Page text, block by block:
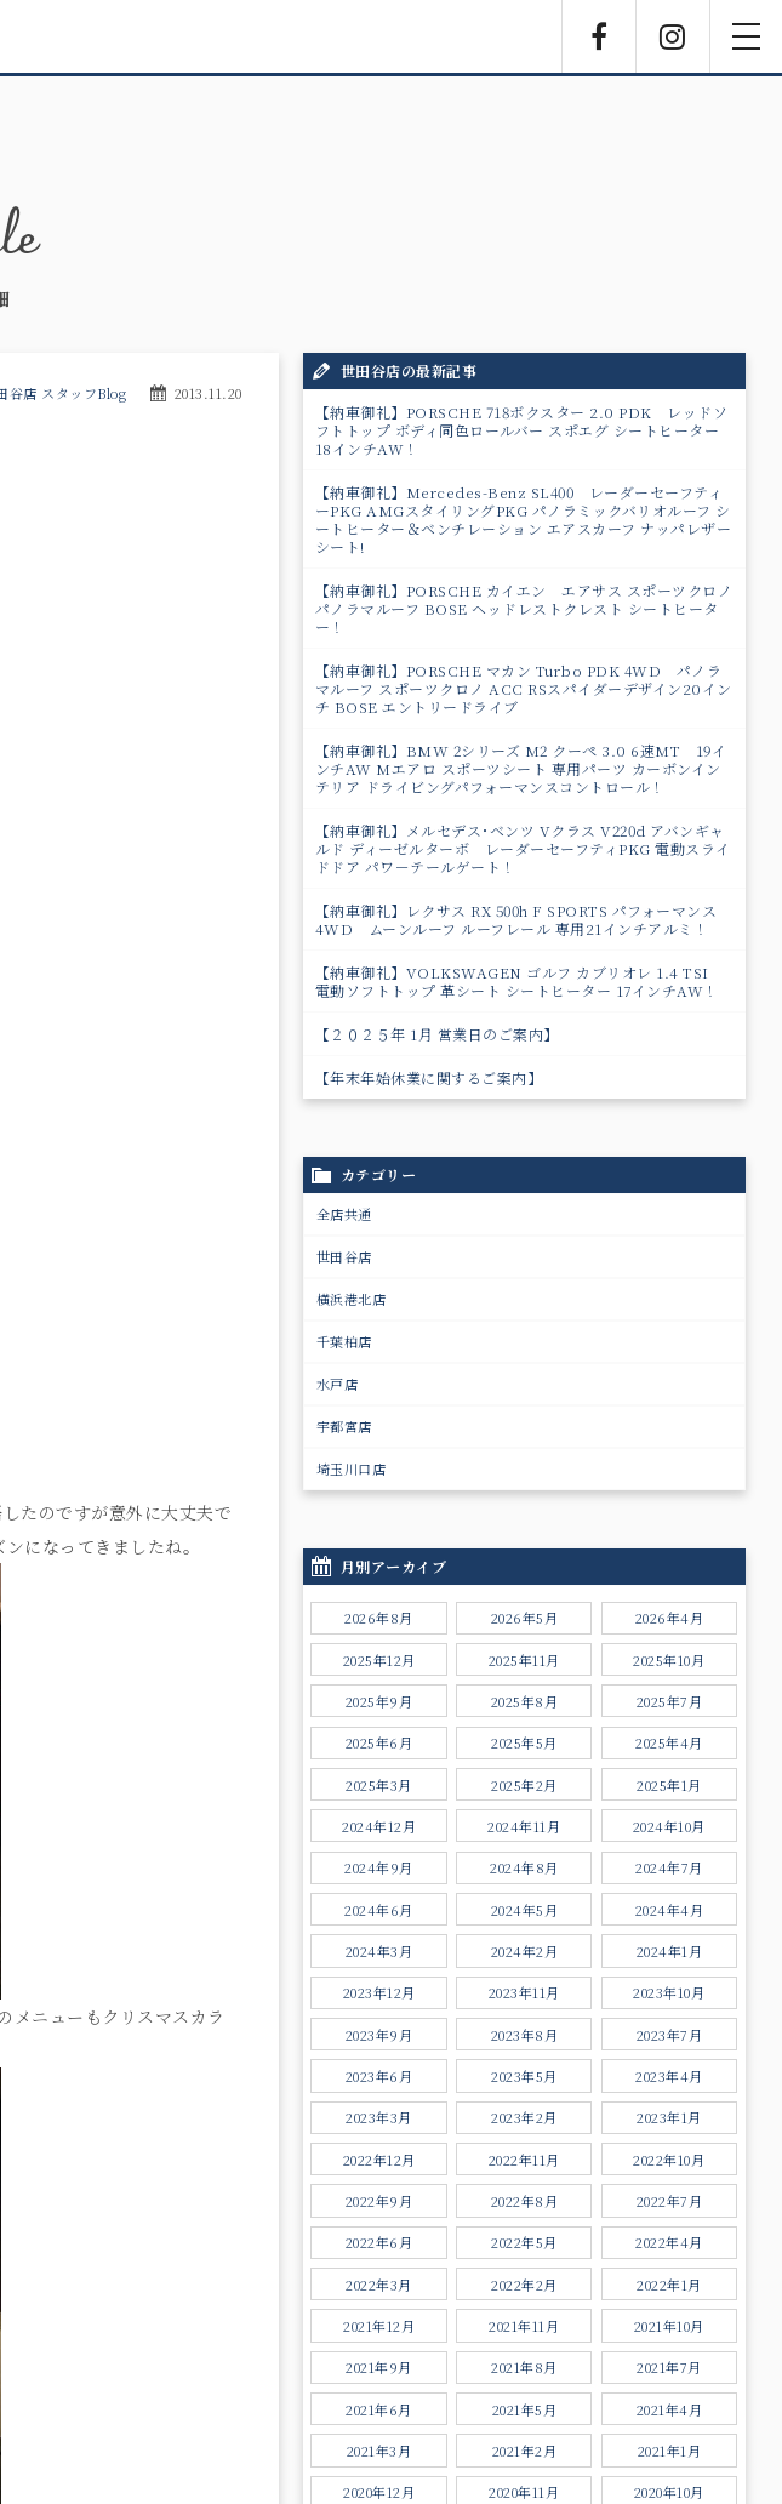
2013.11.20
谷店 スタッフBlog
たのですが意外に大丈夫で
になってきましたね。
メニューもクリスマスカラ
世田谷店の最新記事
【納車御礼】PORSCHE 718ボクスター 2.0 PDK レッドソ
フトトップ ボディ同色ロールバー スポエグ シートヒーター
18インチAW！
【納車御礼】Mercedes-Benz SL400 レーダーセーフティ
ーPKG AMGスタイリングPKG パノラミックバリオルーフ シ
ートヒーター＆ベンチレーション エアスカーフ ナッパレザー
シート!
【納車御礼】PORSCHE カイエン エアサス スポーツクロノ
パノラマルーフ BOSE ヘッドレストクレスト シートヒータ
ー！
【納車御礼】PORSCHE マカン Turbo PDK 4WD パノラ
マルーフ スポーツクロノ ACC RSスパイダーデザイン20イン
チ BOSE エントリードライブ
【納車御礼】BMW 2シリーズ M2 クーペ 3.0 6速MT 19イ
ンチAW Mエアロ スポーツシート 専用パーツ カーボンイン
テリア ドライビングパフォーマンスコントロール！
【納車御礼】メルセデス･ベンツ Vクラス V220d アバンギャ
ルド ディーゼルターボ レーダーセーフティPKG 電動スライ
ドドア パワ－テールゲート！
【納車御礼】レクサス RX 500h F SPORTS パフォーマンス
4WD ムーンルーフ ルーフレール 専用21インチアルミ！
【納車御礼】VOLKSWAGEN ゴルフ カブリオレ 1.4 TSI
電動ソフトトップ 革シート シートヒーター 17インチAW！
【２０２５年 1月 営業日のご案内】
【年末年始休業に関するご案内】
カテゴリー
全店共通
世田谷店
横浜港北店
千葉柏店
水戸店
宇都宮店
埼玉川口店
月別アーカイブ
2026年8月 2026年5月 2026年4月
2025年12月 2025年11月 2025年10月
2025年9月 2025年8月 2025年7月
2025年6月 2025年5月 2025年4月
2025年3月 2025年2月 2025年1月
2024年12月 2024年11月 2024年10月
2024年9月 2024年8月 2024年7月
2024年6月 2024年5月 2024年4月
2024年3月 2024年2月 2024年1月
2023年12月 2023年11月 2023年10月
2023年9月 2023年8月 2023年7月
2023年6月 2023年5月 2023年4月
2023年3月 2023年2月 2023年1月
2022年12月 2022年11月 2022年10月
2022年9月 2022年8月 2022年7月
2022年6月 2022年5月 2022年4月
2022年3月 2022年2月 2022年1月
2021年12月 2021年11月 2021年10月
2021年9月 2021年8月 2021年7月
2021年6月 2021年5月 2021年4月
2021年3月 2021年2月 2021年1月
2020年12月 2020年11月 2020年10月